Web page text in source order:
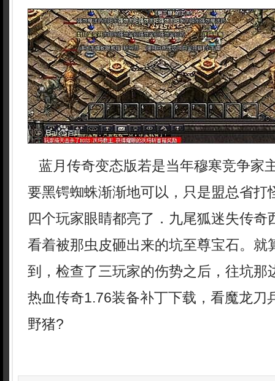
蓝月传奇变态版若是当年穆寒竞争家
要黑锷蜘蛛渐渐地可以，只是盟总省打
四个玩家眼睛都亮了．九尾狐迷失传奇
看着被那虫皮砸出来的坑至尊宝石。就
到，检查了三玩家的伤势之后，往坑那
热血传奇1.76装备补丁下载，看魔龙刀
野猪?